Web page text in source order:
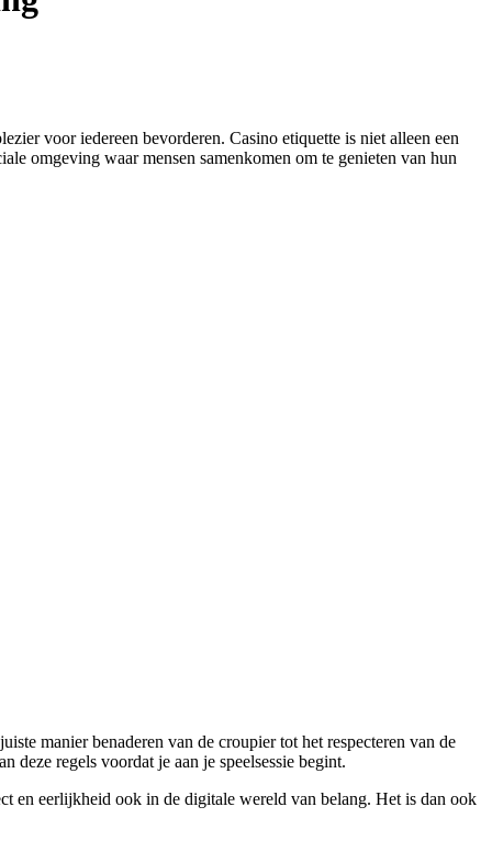
voor iedereen bevorderen. Casino etiquette is niet alleen een
omgeving waar mensen samenkomen om te genieten van hun
manier benaderen van de croupier tot het respecteren van de
deze regels voordat je aan je speelsessie begint.
en eerlijkheid ook in de digitale wereld van belang. Het is dan ook